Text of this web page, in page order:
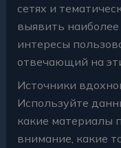
сетях и
выявить
интересы
отвечающий на
Источники
Используйте
какие материалы
внимание, какие